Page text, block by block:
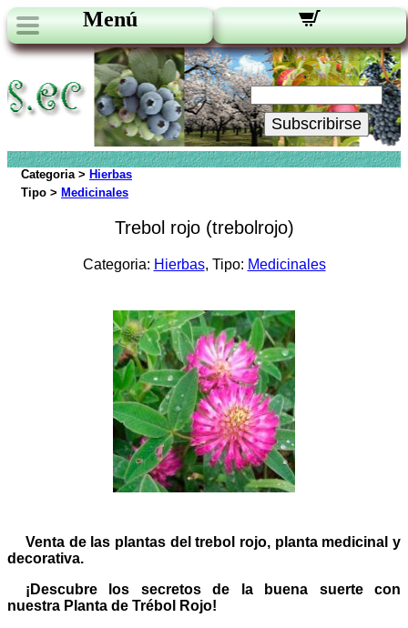
Menú
Novedades:
Su Email:
Subscribirse
Categoria > Hierbas
Tipo > Medicinales
Trebol rojo (trebolrojo)
Categoria: Hierbas, Tipo: Medicinales
Venta de las plantas del trebol rojo, planta medicinal y
decorativa.
¡Descubre los secretos de la buena suerte con
nuestra Planta de Trébol Rojo!